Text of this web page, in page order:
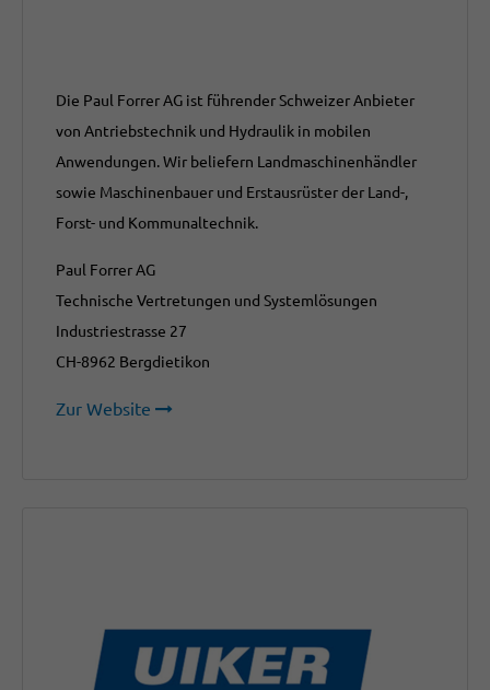
Die Paul Forrer AG ist führender Schweizer Anbieter
von Antriebstechnik und Hydraulik in mobilen
Anwendungen. Wir beliefern Landmaschinenhändler
sowie Maschinenbauer und Erstausrüster der Land-,
Forst- und Kommunaltechnik.
Paul Forrer AG
Technische Vertretungen und Systemlösungen
Industriestrasse 27
CH-8962 Bergdietikon
Zur Website